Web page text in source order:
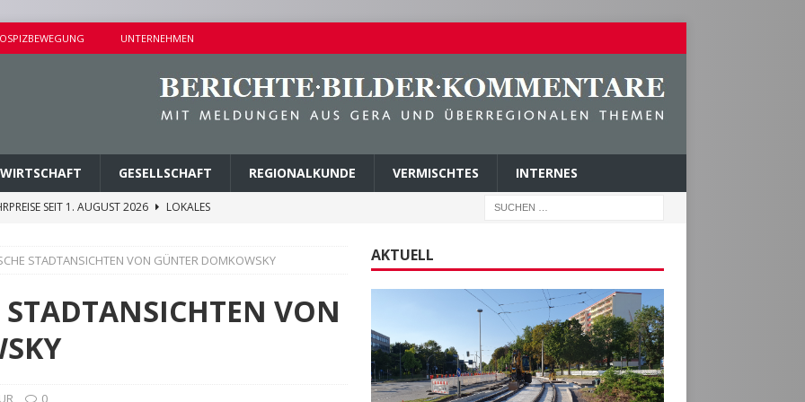
UNTERNEHMEN
WIRTSCHAFT GESELLSCHAFT REGIONALKUNDE VERMISCHTES INTERNES
SEIT 1. AUGUST 2026
LOKALES
ZUM FÖRDERPROGRAMM „NEBENAN ANGEKOMMEN“
STADTANSICHTEN VON GÜNTER DOMKOWSKY
VON
0
AKTUELL